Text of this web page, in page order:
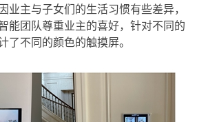
业主与子女们的生活习惯有些差异，
能团队尊重业主的喜好，针对不同的
了不同的颜色的触摸屏。